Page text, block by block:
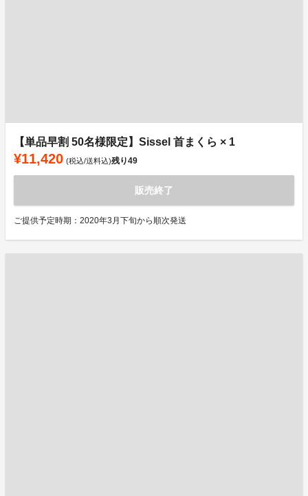
【単品早割 50名様限定】Sissel 首まくら × 1
¥11,420 (税込/送料込)残り49
販売終了
ご提供予定時期：2020年3月下旬から順次発送